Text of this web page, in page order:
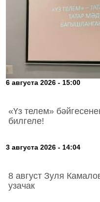
6 августа 2026 - 15:00
«Үз телем»
билгеле!
3 августа 2026 - 14:04
8 август Зуля
узачак